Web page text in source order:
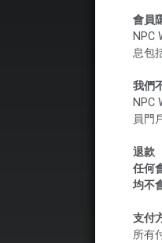
會員
NPC
息包
我們
NPC
員門
退款
任何
均不
支付
所有